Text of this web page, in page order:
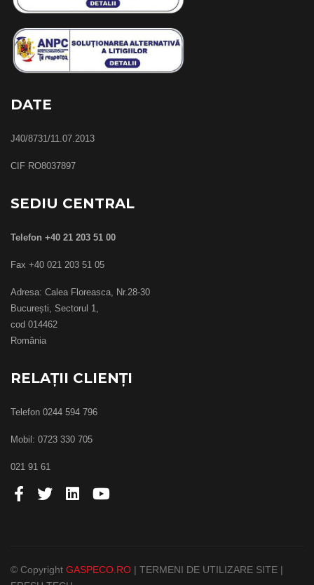
DATE
J40/8731/11.07.2013
CIF RO8037897
SEDIU CENTRAL
Telefon +40 21 203 51 00
Fax +40 021 203 51 05
Adresa: Calea Floreasca, Nr.28-30
București, Sectorul 1,
cod 014462
România
RELAȚII CLIENȚI
Telefon 0244 594 796
Mobil: 0723 330 705
021 91 61
© Copyright GASPECO.RO | TERMENI DE UTILIZARE SITE |